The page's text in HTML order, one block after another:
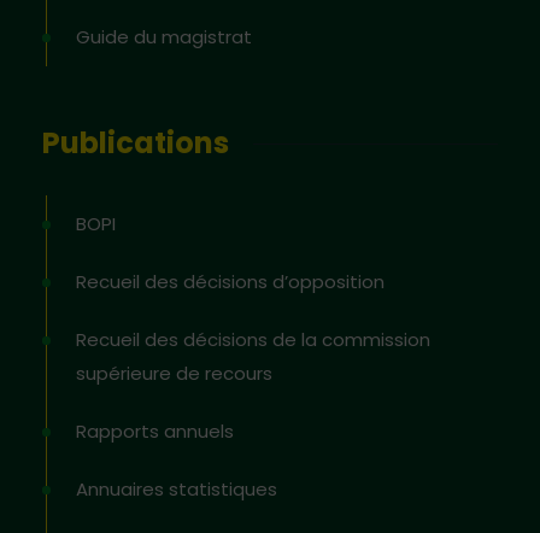
Guide du magistrat
Publications
BOPI
Recueil des décisions d’opposition
Recueil des décisions de la commission
supérieure de recours
Rapports annuels
Annuaires statistiques